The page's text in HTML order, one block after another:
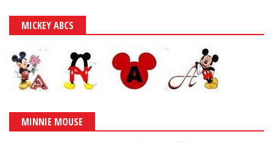
MICKEY ABCS
MINNIE MOUSE